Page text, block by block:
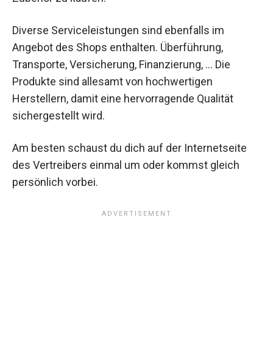
Diverse Serviceleistungen sind ebenfalls im
Angebot des Shops enthalten. Überführung,
Transporte, Versicherung, Finanzierung, … Die
Produkte sind allesamt von hochwertigen
Herstellern, damit eine hervorragende Qualität
sichergestellt wird.
Am besten schaust du dich auf der Internetseite
des Vertreibers einmal um oder kommst gleich
persönlich vorbei.